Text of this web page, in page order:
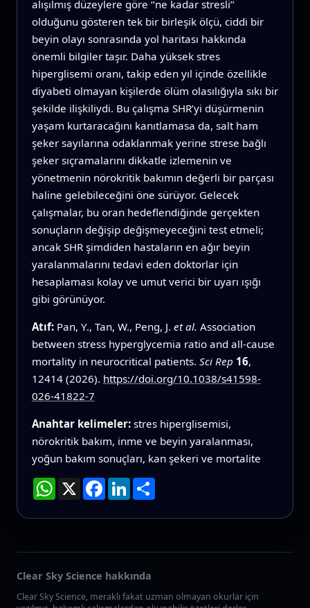
alışılmış düzeylere göre ‘‘ne kadar stresli’’
olduğunu gösteren tek bir birleşik ölçü, ciddi bir
beyin olayı sonrasında yol haritası hakkında
önemli bilgiler taşır. Daha yüksek stres
hiperglisemi oranı, takip eden yıl içinde özellikle
diyabeti olmayan kişilerde ölüm olasılığıyla sıkı bir
şekilde ilişkiliydi. Bu çalışma SHR’yi düşürmenin
yaşam kurtaracağını kanıtlamasa da, salt ham
şeker sayılarına odaklanmak yerine strese bağlı
şeker sıçramalarını dikkatle izlemenin ve
yönetmenin nörokritik bakımın değerli bir parçası
haline gelebileceğini öne sürüyor. Gelecek
çalışmalar, bu oran hedeflendiğinde gerçekten
sonuçların değişip değişmeyeceğini test etmeli;
ancak SHR şimdiden hastaların en ağır beyin
yaralanmalarını tedavi eden doktorlar için
hesaplaması kolay ve umut verici bir uyarı ışığı
gibi görünüyor.
Atıf: Pan, Y., Tan, W., Peng, J. et al. Association
between stress hyperglycemia ratio and all-cause
mortality in neurocritical patients. Sci Rep 16,
12414 (2026). https://doi.org/10.1038/s41598-
026-41822-7
Anahtar kelimeler: stres hiperglisemisi,
nörokritik bakım, inme ve beyin yaralanması,
yoğun bakım sonuçları, kan şekeri ve mortalite
WhatsApp
X Facebook
LinkedInPaylaş
Clear Sky Science hakkında
Clear Sky Science, meraklı fakat uzman olmayan okurlar için